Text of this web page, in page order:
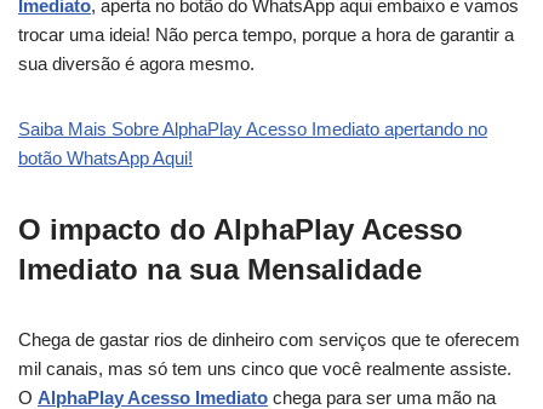
Imediato, aperta no botão do WhatsApp aqui embaixo e vamos
trocar uma ideia! Não perca tempo, porque a hora de garantir a
sua diversão é agora mesmo.
Saiba Mais Sobre AlphaPlay Acesso Imediato apertando no
botão WhatsApp Aqui!
O impacto do AlphaPlay Acesso
Imediato na sua Mensalidade
Chega de gastar rios de dinheiro com serviços que te oferecem
mil canais, mas só tem uns cinco que você realmente assiste.
O AlphaPlay Acesso Imediato chega para ser uma mão na